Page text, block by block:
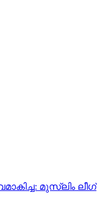
മുസ്‌ലിം ലീഗ്‌